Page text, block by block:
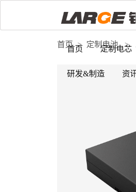
首页 定制电芯
研发&制造 资
首页 > 定制电池 >